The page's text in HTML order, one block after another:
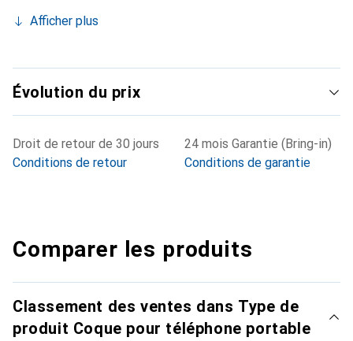
Afficher plus
Évolution du prix
Droit de retour de 30 jours
Conditions de retour
24 mois Garantie (Bring-in)
Conditions de garantie
Comparer les produits
Classement des ventes dans Type de
produit Coque pour téléphone portable